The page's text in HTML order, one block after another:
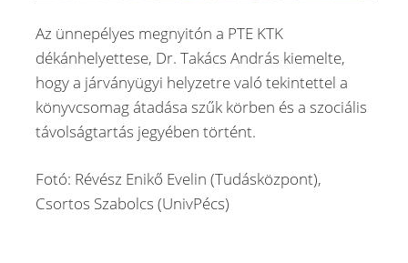
Az ünnepélyes megnyitón a PTE KTK
dékánhelyettese, Dr. Takács András kiemelte,
hogy a járványügyi helyzetre való tekintettel a
könyvcsomag átadása szűk körben és a szociális
távolságtartás jegyében történt.
Fotó: Révész Enikő Evelin (Tudásközpont),
Csortos Szabolcs (UnivPécs)